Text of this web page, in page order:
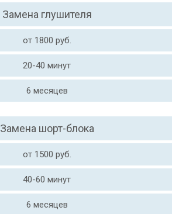
Замена глушителя
от 1800 руб.
20-40 минут
6 месяцев
Замена шорт-блока
от 1500 руб.
40-60 минут
6 месяцев